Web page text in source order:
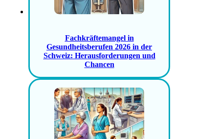
Fachkräftemangel in
Gesundheitsberufen 2026 in der
Schweiz: Herausforderungen und
Chancen